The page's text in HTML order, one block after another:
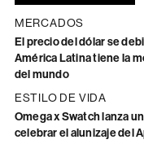
MERCADOS
El precio del dólar se
América Latina tiene la
del mundo
ESTILO DE VIDA
Omega x Swatch lanza
celebrar el alunizaje del